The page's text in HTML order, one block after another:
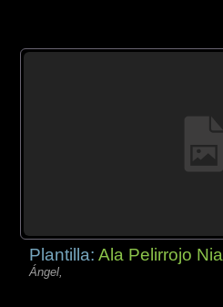
Plantilla:Ala Pelirrojo Nia
Ángel,